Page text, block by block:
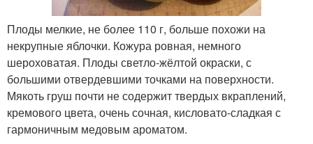
Плоды мелкие, не более 110 г, больше похожи на
некрупные яблочки. Кожура ровная, немного
шероховатая. Плоды светло-жёлтой окраски, с
большими отвердевшими точками на поверхности.
Мякоть груш почти не содержит твердых вкраплений,
кремового цвета, очень сочная, кисловато-сладкая с
гармоничным медовым ароматом.